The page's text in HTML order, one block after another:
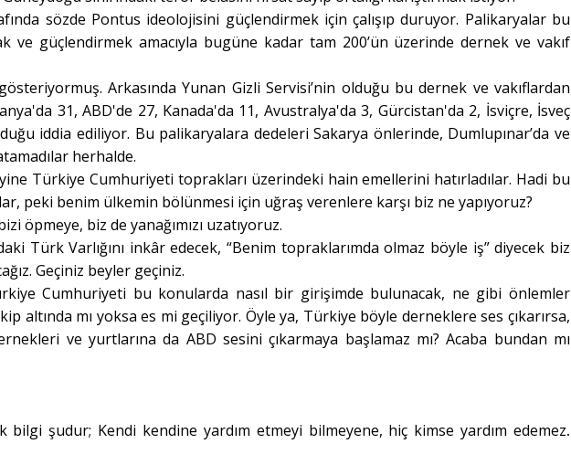
sözde Pontus ideolojisini güçlendirmek için çalışıp duruyor. Palikaryalar bu
ve güçlendirmek amacıyla bugüne kadar tam 200’ün üzerinde dernek ve vakıf
Arkasında Yunan Gizli Servisi’nin olduğu bu dernek ve vakıflardan
31, ABD'de 27, Kanada'da 11, Avustralya'da 3, Gürcistan'da 2, İsviçre, İsveç
iddia ediliyor. Bu palikaryalara dedeleri Sakarya önlerinde, Dumlupınar’da ve
herhalde.
Türkiye Cumhuriyeti toprakları üzerindeki hain emellerini hatırladılar. Hadi bu
peki benim ülkemin bölünmesi için uğraş verenlere karşı biz ne yapıyoruz?
öpmeye, biz de yanağımızı uzatıyoruz.
Türk Varlığını inkâr edecek, “Benim topraklarımda olmaz böyle iş” diyecek biz
Geçiniz beyler geçiniz.
Cumhuriyeti bu konularda nasıl bir girişimde bulunacak, ne gibi önlemler
altında mı yoksa es mi geçiliyor. Öyle ya, Türkiye böyle derneklere ses çıkarırsa,
ve yurtlarına da ABD sesini çıkarmaya başlamaz mı? Acaba bundan mı
bilgi şudur; Kendi kendine yardım etmeyi bilmeyene, hiç kimse yardım edemez.